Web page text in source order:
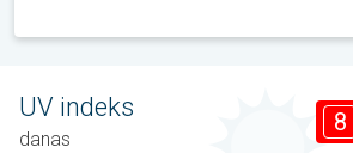
UV indeks
danas
8